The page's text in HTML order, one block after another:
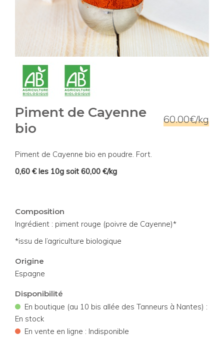
60.00€/kg
Piment de Cayenne
bio
Piment de Cayenne bio en poudre. Fort.
0,60 € les 10g soit 60,00 €/kg
Composition
Ingrédient : piment rouge (poivre de Cayenne)*
*issu de l’agriculture biologique
Origine
Espagne
Disponibilité
• En boutique (au 10 bis allée des Tanneurs à Nantes) :
En stock
• En vente en ligne : Indisponible